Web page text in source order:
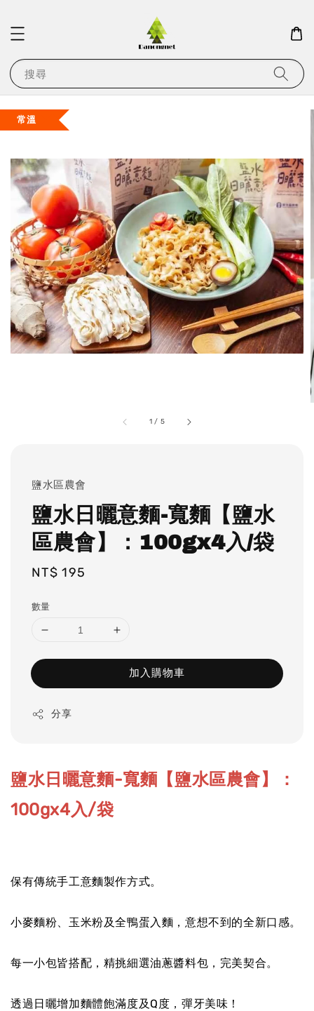
搜尋
1 / 5
常溫
鹽水區農會
鹽水日曬意麵-寬麵【鹽水
區農會】：100gx4入/袋
Regular
NT$ 195
數量
加入購物車
分享
鹽水日曬意麵-寬麵【鹽水區農會】：
100gx4入/袋
保有傳統手工意麵製作方式。
小麥麵粉、玉米粉及全鴨蛋入麵，意想不到的全新口感。
每一小包皆搭配，精挑細選油蔥醬料包，完美契合。
透過日曬增加麵體飽滿度及Q度，彈牙美味！